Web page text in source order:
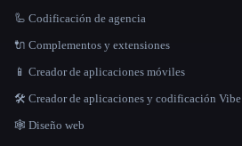
🦾 Codificación de agencia
🔌 Complementos y extensiones
📱 Creador de aplicaciones móviles
🛠️ Creador de aplicaciones y codificación Vibe
🕸 Diseño web